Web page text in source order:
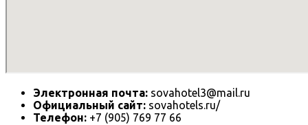
Электронная почта: sovahotel3@mail.ru
Официальный сайт: sovahotels.ru/
Телефон: +7 (905) 769 77 66